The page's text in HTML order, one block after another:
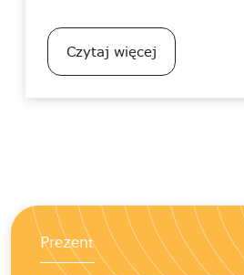
Czytaj więcej
Prezent